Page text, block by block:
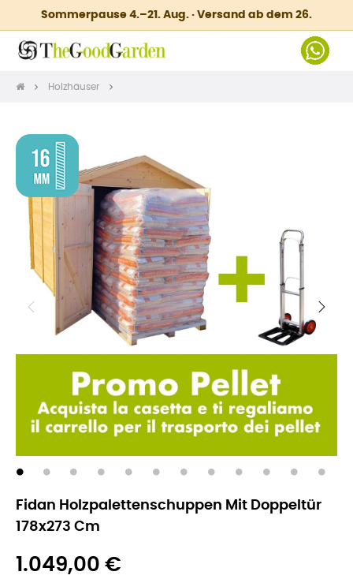
Sommerpause 4.–21. Aug. · Versand ab dem 26.
Holzhäuser
Fidan Holzpalettenschuppen Mit Doppeltür
178x273 Cm
1.049,00 €